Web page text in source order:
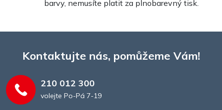
barvy, nemusíte platit za plnobarevný tisk.
Kontaktujte nás, pomůžeme Vám!
210 012 300
volejte Po-Pá 7-19